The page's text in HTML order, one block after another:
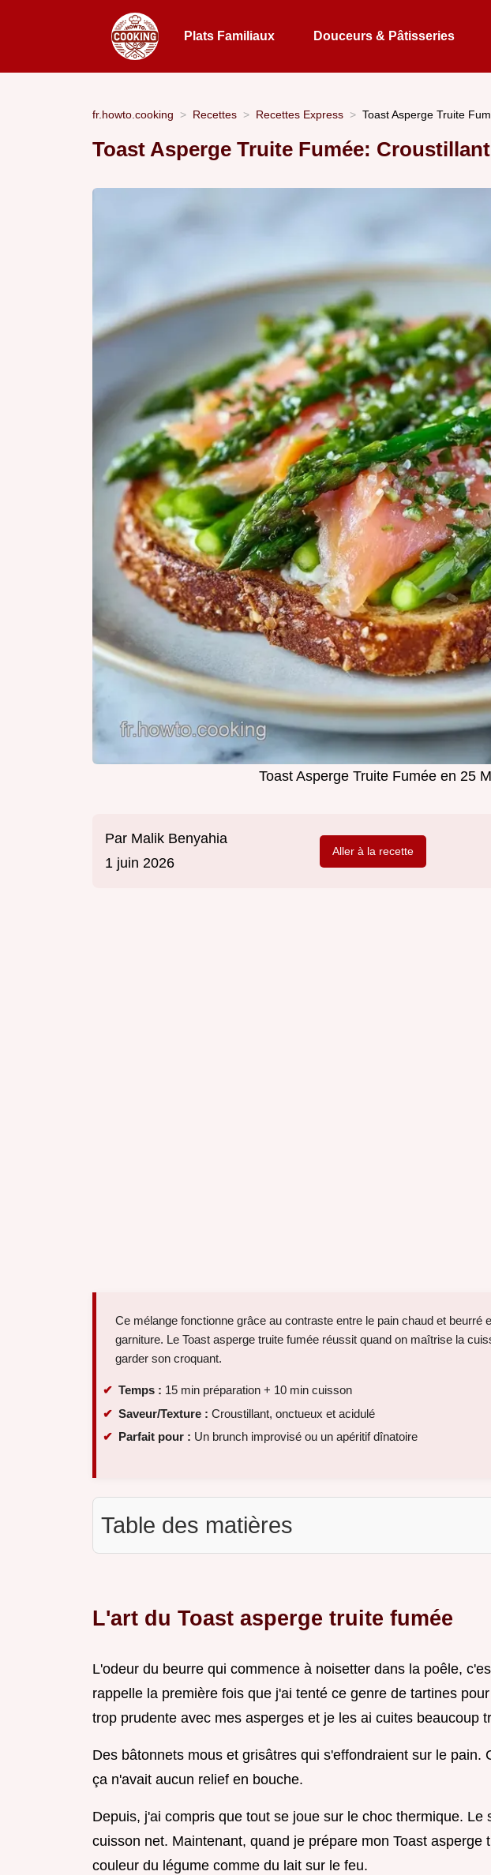
Plats Familiaux Douceurs & Pâtisseries
fr.howto.cooking Recettes Recettes Express Toast Asperge Truite
Toast Asperge Truite Fumée:
Toast Asperge Truite Fumée en 25
Par Malik Benyahia
1 juin 2026
Aller à la recette
Ce mélange fonctionne grâce au contraste entre le pain chaud et beurré
garniture. Le Toast asperge truite fumée réussit quand on maîtrise la
garder son croquant.
Temps : 15 min préparation + 10 min cuisson
Saveur/Texture : Croustillant, onctueux et acidulé
Parfait pour : Un brunch improvisé ou un apéritif dînatoire
Table des matières
L'art du Toast asperge truite fumée
L'odeur du beurre qui commence à noisetter dans la poêle,
rappelle la première fois que j'ai tenté ce genre de tartines
trop prudente avec mes asperges et je les ai cuites beaucoup
Des bâtonnets mous et grisâtres qui s'effondraient sur le pain.
ça n'avait aucun relief en bouche.
Depuis, j'ai compris que tout se joue sur le choc thermique. Le
cuisson net. Maintenant, quand je prépare mon Toast asperge
couleur du légume comme du lait sur le feu.